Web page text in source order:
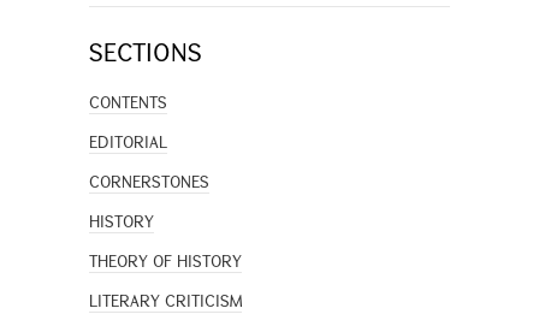
SECTIONS
CONTENTS
EDITORIAL
CORNERSTONES
HISTORY
THEORY OF HISTORY
LITERARY CRITICISM